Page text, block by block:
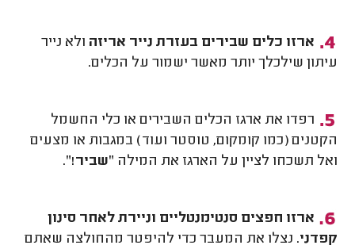
ארזו כלים שבירים בעזרת נייר אריזה ולא נייר
עיתון שילכלך יותר מאשר ישמור על הכלים.
רפדו את ארגז הכלים השבירים או כלי החשמל
הקטנים (כמו קומקום, טוסטר ועוד) במגבות או מצעים
ואל תשכחו לציין על הארגז את המילה "שביר!".
ארזו חפצים סנטימנטליים וניירת לאחר סינון
קפדני. נצלו את המעבר כדי להיפטר מהחולצה שאתם